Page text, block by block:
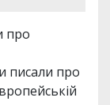
про
писали про